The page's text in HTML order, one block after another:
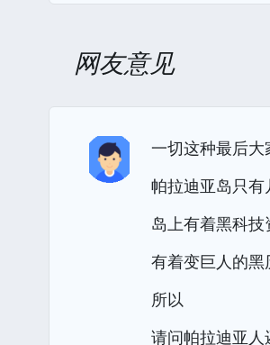
网友意见
一切这种最后大
帕拉迪亚岛只有
岛上有着黑科技
有着变巨人的黑
所以
请问帕拉迪亚人